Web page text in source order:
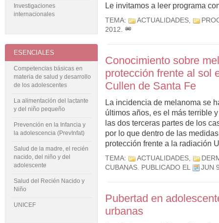
Le invitamos a leer programa
TEMA: ACTUALIDADES,
2012.
Conocimiento sobre
protección frente al sol
Cullen de Santa Fe
La incidencia de melanoma se
últimos años, es el más terrible
las dos terceras partes de los
por lo que dentro de las
protección frente a la radiación
TEMA: ACTUALIDADES,
CUBANAS. PUBLICADO EL JUN
Pubertad en
urbanas
Investigaciones
internacionales
ESENCIALES
Competencias básicas en
materia de salud y desarrollo
de los adolescentes
La alimentación del lactante
y del niño pequeño
Prevención en la Infancia y
la adolescencia (PrevInfat)
Salud de la madre, el recién
nacido, del niño y del
adolescente
Salud del Recién Nacido y
Niño
UNICEF